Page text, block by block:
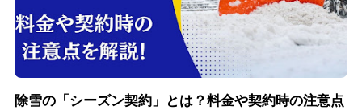
除雪の「シーズン契約」とは？料金や契約時の注意点